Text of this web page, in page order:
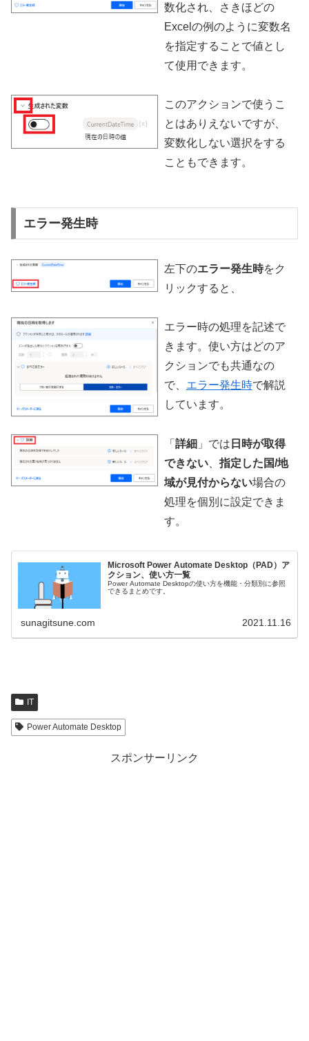
数化され、さきほどの
Excelの例のように変数名
を指定することで値とし
て使用できます。
このアクションで使うこ
とはありえないですが、
変数化しない選択をする
こともできます。
エラー発生時
左下のエラー発生時をク
リックすると、
エラー時の処理を記述で
きます。使い方はどのア
クションでも共通なの
で、 エラー発生時で解説
しています。
「 詳細 」では 日時が取得
できない、 指定した国/地
域が見付からない場合の
処理を個別に設定できま
す。
Microsoft Power Automate Desktop（PAD）ア
クション、使い方一覧
Power Automate Desktopの使い方を機能・分類別に参照
できるまとめです。
sunagitsune.com 2021.11.16
IT
Power Automate Desktop
スポンサーリンク